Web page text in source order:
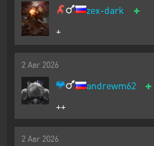
zex-dark +
+
2 Авг 2026
andrewm62 +
++
2 Авг 2026